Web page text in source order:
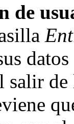
de
salir